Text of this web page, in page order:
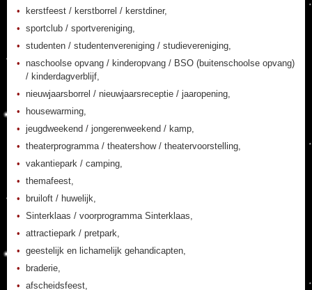
kerstfeest / kerstborrel / kerstdiner,
sportclub / sportvereniging,
studenten / studentenvereniging / studievereniging,
naschoolse opvang / kinderopvang / BSO (buitenschoolse opvang)
/ kinderdagverblijf,
nieuwjaarsborrel / nieuwjaarsreceptie / jaaropening,
housewarming,
jeugdweekend / jongerenweekend / kamp,
theaterprogramma / theatershow / theatervoorstelling,
vakantiepark / camping,
themafeest,
bruiloft / huwelijk,
Sinterklaas / voorprogramma Sinterklaas,
attractiepark / pretpark,
geestelijk en lichamelijk gehandicapten,
braderie,
afscheidsfeest,